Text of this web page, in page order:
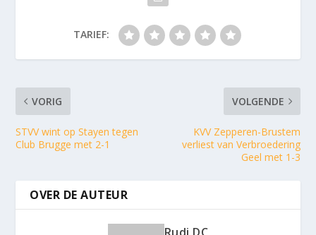
TARIEF:
VORIG
STVV wint op Stayen tegen
Club Brugge met 2-1
VOLGENDE
KVV Zepperen-Brustem
verliest van Verbroedering
Geel met 1-3
OVER DE AUTEUR